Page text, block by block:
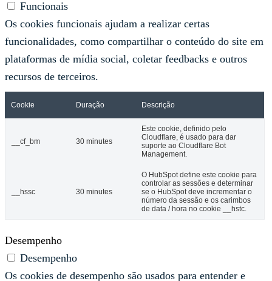
Funcionais
Os cookies funcionais ajudam a realizar certas
funcionalidades, como compartilhar o conteúdo do site em
plataformas de mídia social, coletar feedbacks e outros
recursos de terceiros.
Cookie Duração Descrição
__cf_bm 30 minutes
Este cookie, definido pelo
Cloudflare, é usado para dar
suporte ao Cloudflare Bot
Management.
__hssc 30 minutes
O HubSpot define este cookie para
controlar as sessões e determinar
se o HubSpot deve incrementar o
número da sessão e os carimbos
de data / hora no cookie __hstc.
Desempenho
Desempenho
Os cookies de desempenho são usados ​​para entender e